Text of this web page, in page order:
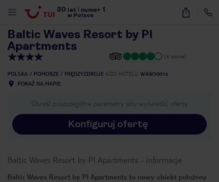
30 lat numer 1
w Polsce
73
Baltic Waves Resort by PI
Apartments
(4 opinie)
POLSKA POMORZE MIĘDZYZDROJE KOD HOTELU WAW50016
POKAŻ NA MAPIE
Określ poszczególne parametry aby wyświetlić ofertę
Konfiguruj ofertę
Baltic Waves Resort by PI Apartments - informacje
Baltic Waves Resort by PI Apartments to nowy obiekt położony